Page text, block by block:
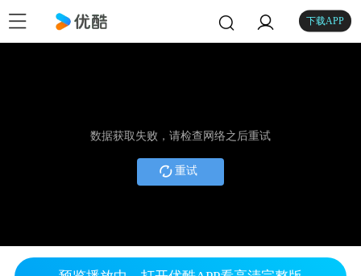
下载APP
数据获取失败，请检查网络之后重试
重试